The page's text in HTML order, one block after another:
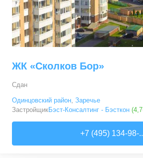
ЖК «Сколков Бор»
Сдан
Одинцовский район, Заречье
ЗастройщикБэст-Консалтинг - Бэсткон (4,7
+7 (495) 134-98-..